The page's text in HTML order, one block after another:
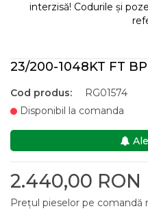
interzisă! Codurile și
23/200-1048KT FT
Cod produs:
RG01574
Disponibil la comanda
2.440,00 RON
Prețul pieselor pe comandă